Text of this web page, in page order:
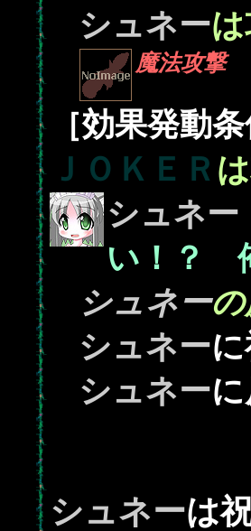
シュネー
魔法攻撃
［効果発動条
ＪＯＫＥＲ
シュネー
い！？
シュネー
シュネー
シュネー
シュネーは